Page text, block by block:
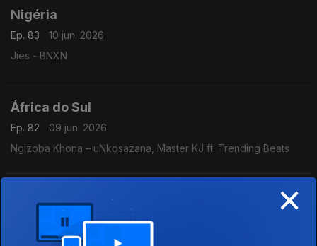
Nigéria
Ep. 83
10 jun. 2026
Jies - BNXN
África do Sul
Ep. 82
09 jun. 2026
Ngizoba Khona – uNkosazana, Master KJ ft. Trending Beats
Reino Unido
08 jun. 2026
Edge Of Desire - Jonas Blue, Malive
×